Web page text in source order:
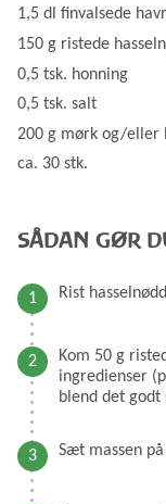
1,5 dl finvalsede
150 g ristede
0,5 tsk. honning
0,5 tsk. salt
200 g mørk og/eller
ca. 30 stk.
SÅDAN GØR
Rist
Kom 50 g
ingredienser
blend det godt
Sæt massen